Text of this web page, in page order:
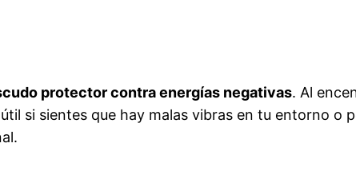
protector contra energías negativas. Al
si sientes que hay malas vibras en tu entorno o